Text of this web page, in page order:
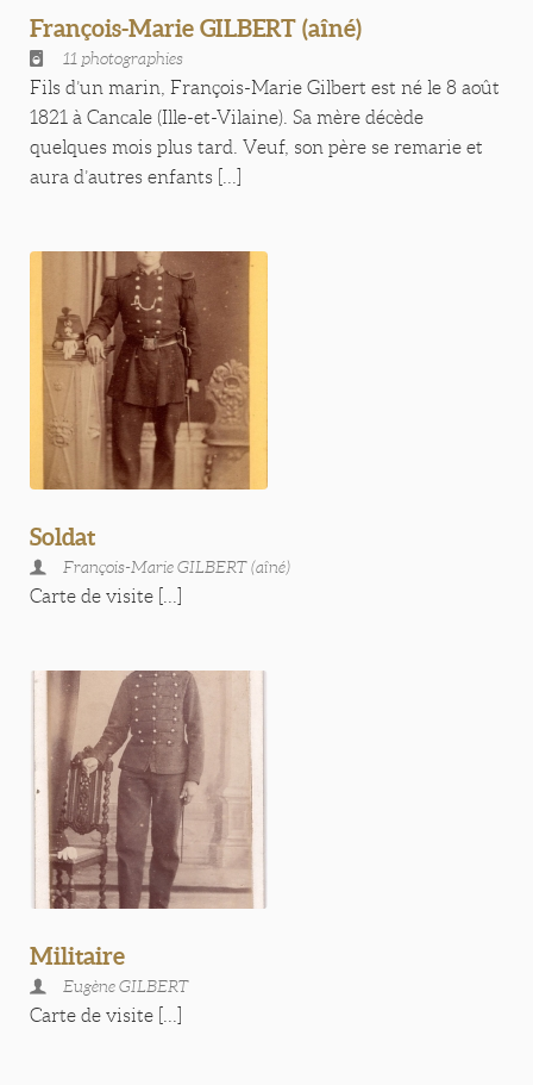
François-Marie GILBERT (aîné)
11 photographies
Fils d’un marin, François-Marie Gilbert est né le 8 août
1821 à Cancale (Ille-et-Vilaine). Sa mère décède
quelques mois plus tard. Veuf, son père se remarie et
aura d’autres enfants [...]
Soldat
François-Marie GILBERT (aîné)
Carte de visite [...]
Militaire
Eugène GILBERT
Carte de visite [...]